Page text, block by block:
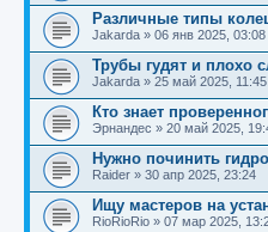
Различные типы
Jakarda » 06 янв 2025, 03:08
Трубы гудят и плохо
Jakarda » 25 май 2025, 11:45
Кто знает
Эрнандес » 20 май 2025,
Нужно починить
Raider » 30 апр 2025, 23:24
Ищу мастеров на
RioRioRio » 07 мар 2025,